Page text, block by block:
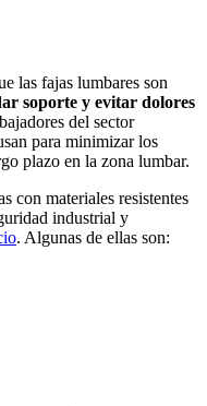
las fajas lumbares son
soporte y evitar dolores
del sector
para minimizar los
plazo en la zona lumbar.
con materiales resistentes
industrial y
. Algunas de ellas son: